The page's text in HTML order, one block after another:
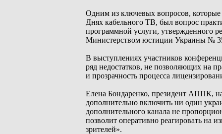
Одним из ключевых вопросов,
Днях кабельного ТВ, был вопрос
программной услуги, утвержденного
Министерством юстиции Украины №
В выступлениях участников
ряд недостатков, не позволяющих на
и прозрачность процесса
Елена Бондаренко, президент АППК,
дополнительно включить ни один
дополнительного канала не
позволит оперативно реагировать на
зрителей».